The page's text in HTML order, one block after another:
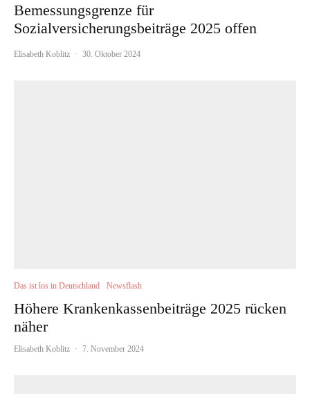
Bemessungsgrenze für
Sozialversicherungsbeiträge 2025 offen
Elisabeth Koblitz · 30. Oktober 2024
Das ist los in Deutschland Newsflash
Höhere Krankenkassenbeiträge 2025 rücken
näher
Elisabeth Koblitz · 7. November 2024